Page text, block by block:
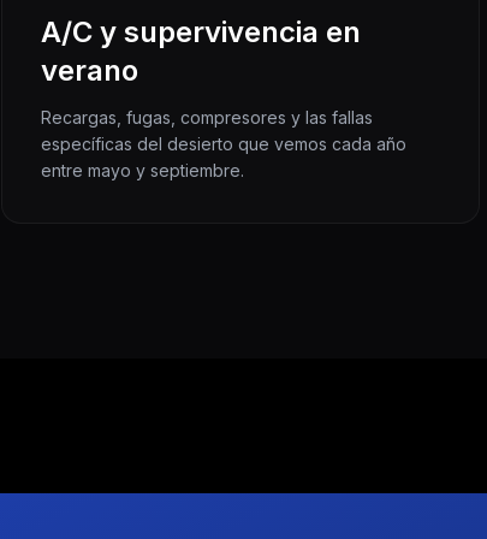
A/C y supervivencia en
verano
Recargas, fugas, compresores y las fallas
específicas del desierto que vemos cada año
entre mayo y septiembre.